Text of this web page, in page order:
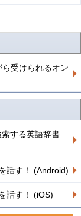
受けられるオン
する英語辞書
話す！ (Android)
話す！ (iOS)